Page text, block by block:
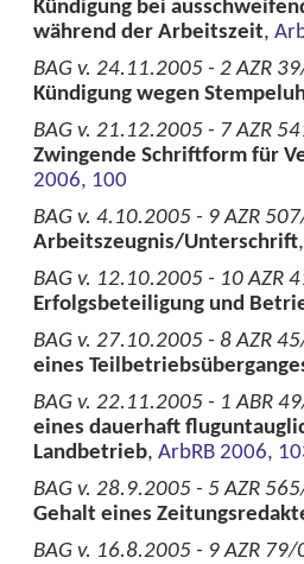
Kündigung bei
während der Arbeitszeit,
BAG v. 24.11.2005 - 2 AZR
Kündigung wegen
BAG v. 21.12.2005 - 7 AZR
Zwingende Schriftform für
2006, 100
BAG v. 4.10.2005 - 9 AZR
Arbeitszeugnis/Unterschrift
BAG v. 12.10.2005 - 10 AZR
Erfolgsbeteiligung und
BAG v. 27.10.2005 - 8 AZR
eines
BAG v. 22.11.2005 - 1 ABR
eines dauerhaft
Landbetrieb, ArbRB 2006,
BAG v. 28.9.2005 - 5 AZR
Gehalt eines
BAG v. 16.8.2005 - 9 AZR